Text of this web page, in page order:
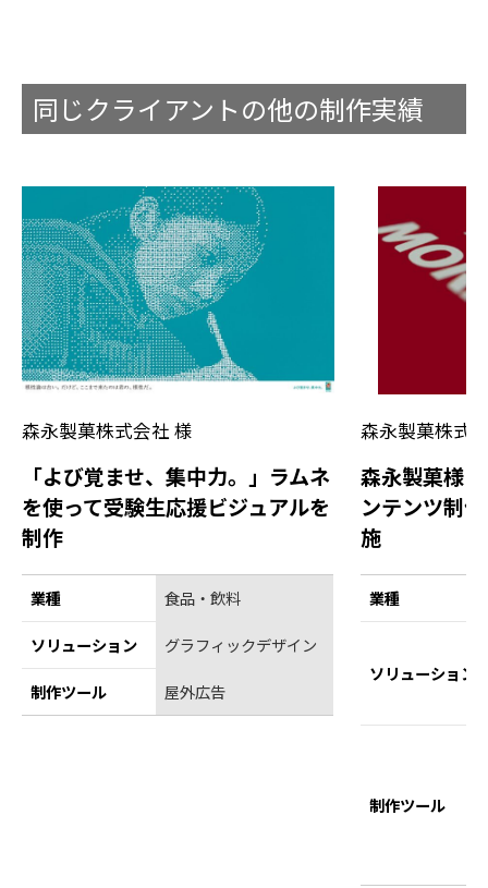
同じクライアントの他の制作実績
森永製菓株式会社 様
「よび覚ませ、集中力。」ラムネ
を使って受験生応援ビジュアルを
制作
業種 食品・飲料
ソリューション グラフィックデザイン
制作ツール 屋外広告
森永製菓株式
森永製菓様
ンテンツ制
施
業種
ソリューション
制作ツール